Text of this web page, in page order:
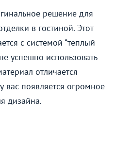
решение для
в гостиной. Этот
с системой “теплый
успешно использовать
отличается
вас появляется огромное
дизайна.